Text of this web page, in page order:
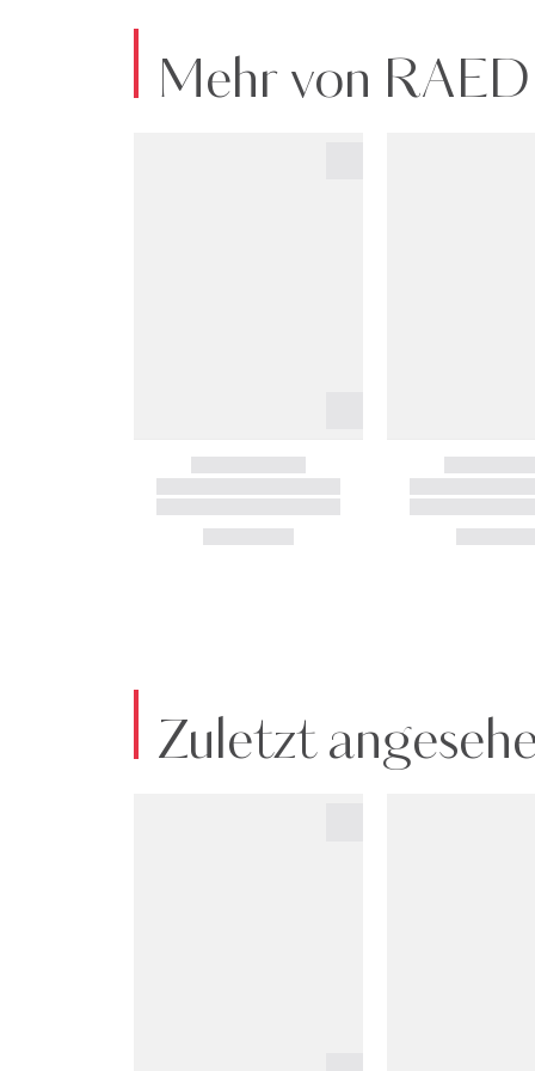
Mehr von
Zuletzt